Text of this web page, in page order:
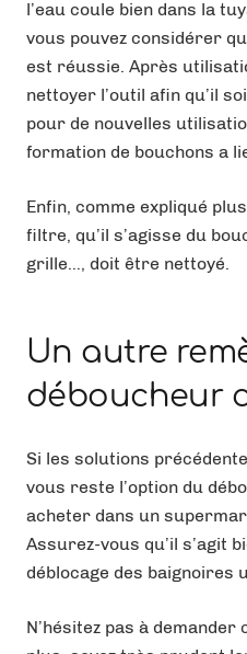
l’eau coule bien dans la
vous pouvez considérer
est réussie. Après
nettoyer l’outil afin qu’il
pour de nouvelles
formation de bouchons a
Enfin, comme expliqué
filtre, qu’il s’agisse du
grille…, doit être nettoyé.
Un autre
déboucheur
Si les solutions
vous reste l’option du
acheter dans un
Assurez-vous qu’il s’agit
déblocage des baignoires
N’hésitez pas à demander